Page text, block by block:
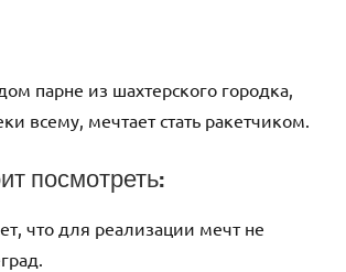
парне из шахтерского городка,
всему, мечтает стать ракетчиком.
посмотреть:
что для реализации мечт не